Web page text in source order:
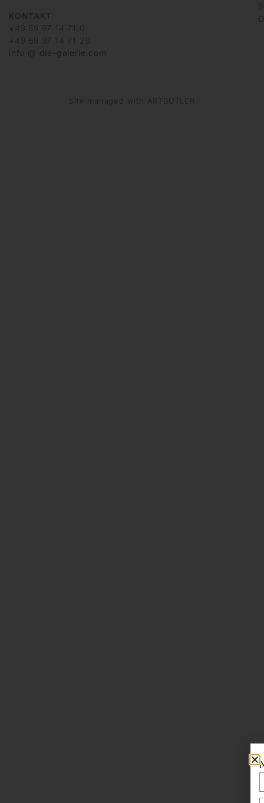
KONTAKT
+49 69 97 14 71 0
+49 69 97 14 71 20
info @ die-galerie.com
Site managed with ARTBUTLER